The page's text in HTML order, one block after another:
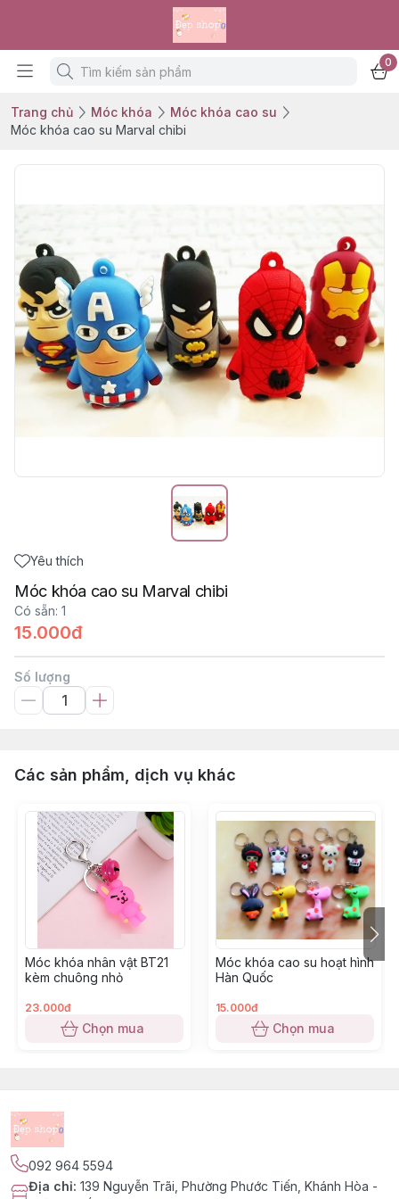
0
Trang chủ Móc khóa
Móc khóa cao su
Móc khóa cao su Marval chibi
Yêu thích
Móc khóa cao su Marval chibi
Có sẵn: 1
15.000đ
Số lượng
Các sản phẩm, dịch vụ khác
Móc khóa nhân vật BT21
kèm chuông nhỏ
23.000đ
Chọn mua
Móc khóa cao su hoạt hình
Hàn Quốc
15.000đ
Chọn mua
092 964 5594
Địa chỉ: 139 Nguyễn Trãi, Phường Phước Tiến, Khánh Hòa -